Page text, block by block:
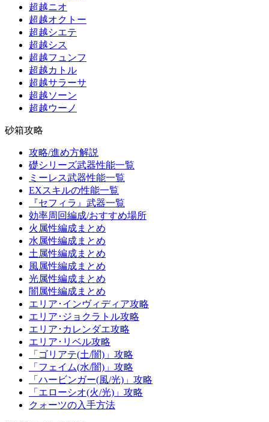
超越ニオ
超越オクトー
超越シエテ
超越シス
超越フュンフ
超越カトル
超越サラーサ
超越ソーン
超越ウーノ
砂箱攻略
攻略/進め方解説
礎シリーズ武器性能一覧
ミーレス武器性能一覧
EXスキルの性能一覧
『セフィラ』武器一覧
効率周回編成/おすすめ場所
火属性編成まとめ
水属性編成まとめ
土属性編成まとめ
風属性編成まとめ
光属性編成まとめ
闇属性編成まとめ
エリア･インヴィディア攻略
エリア･ジョクラトル攻略
エリア･カレンダエ攻略
エリア･リベル攻略
「ゴリアテ(土/闇)」攻略
「フェイム(水/闇)」攻略
「ハービンガー(風/光)」攻略
「エローシオ(火/光)」攻略
クォーツの入手方法